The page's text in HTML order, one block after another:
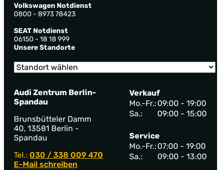
Volkswagen Notdienst
0800 - 8973 78423
SEAT Notdienst
06150 - 18 18 999
Unsere Standorte
Audi Zentrum Berlin-
Spandau
Brunsbütteler Damm
40, 13581 Berlin -
Spandau
Tel.: 030 / 338 009 470
E-Mail schreiben
Verkauf
Mo.-Fr.: 09:00 - 19:00
Sa.:
09:00 - 15:00
Service
Mo.-Fr.: 07:00 - 19:00
Sa.:
09:00 - 13:00